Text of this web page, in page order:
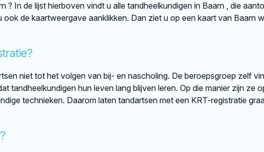
? In de lijst hierboven vindt u alle tandheelkundigen in Baarn , die
ook de kaartweergave aanklikken. Dan ziet u op een kaart van Baarn
niet tot het volgen van bij- en nascholing. De beroepsgroep zelf
tandheelkundigen hun leven lang blijven leren. Op die manier zijn ze
technieken. Daarom laten tandartsen met een KRT-registratie